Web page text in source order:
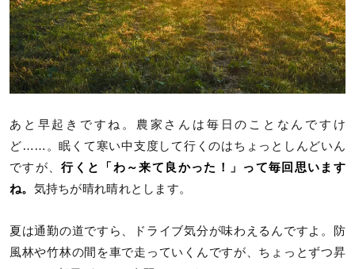
あと早起きですね。農家さんは毎日のことなんですけ
ど……。眠くて寒い中支度して行くのはちょっとしんどいん
ですが、行くと「わ～来て良かった！」って毎回思います
ね。 気持ちが晴れ晴れとします。
夏は通勤の道ですら、ドライブ気分が味わえるんですよ。防
風林や竹林の間を車で走っていくんですが、ちょっとずつ昇